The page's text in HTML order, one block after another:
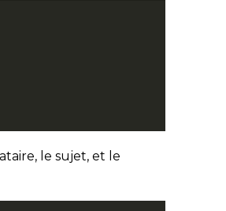
le sujet, et le